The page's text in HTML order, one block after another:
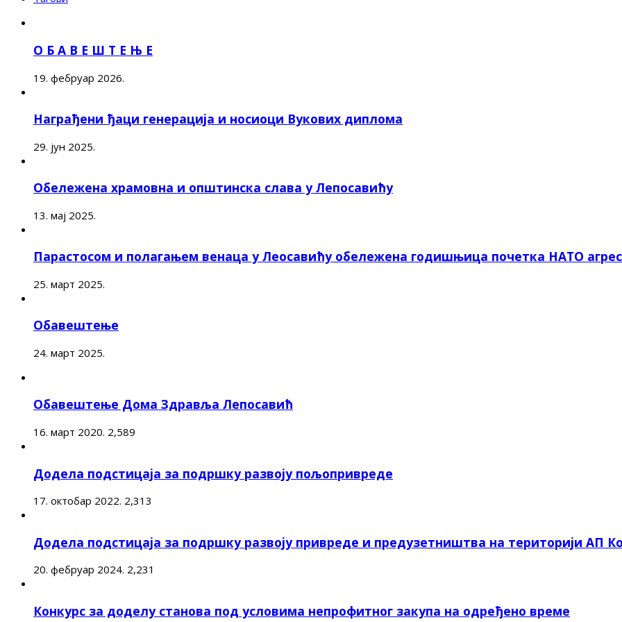
О Б А В Е Ш Т Е Њ Е
19. фебруар 2026.
Награђени ђаци генерација и носиоци Вукових диплома
29. јун 2025.
Обележена храмовна и општинска слава у Лепосавићу
13. мај 2025.
Парастосом и полагањем венаца у Леосавићу обележена годишњица почетка НАТО
25. март 2025.
Обавештење
24. март 2025.
Обавештење Дома Здравља Лепосавић
16. март 2020. 2,589
Додела подстицаја за подршку развоју пољопривреде
17. октобар 2022. 2,313
Додела подстицаја за подршку развоју привреде и предузетништва на територији АП
20. фебруар 2024. 2,231
Конкурс за доделу станова под условима непрофитног закупа на одређено време